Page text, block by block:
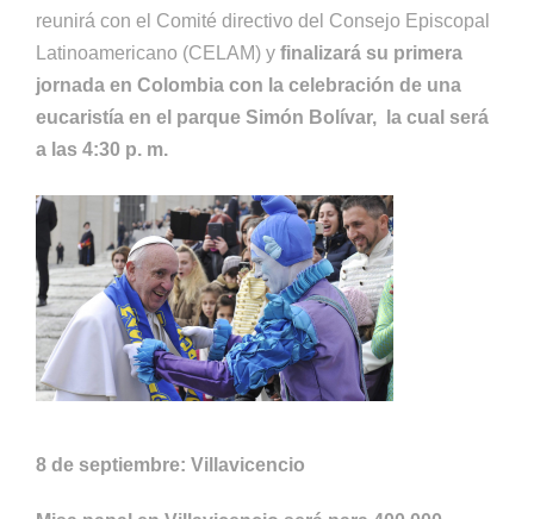
reunirá con el Comité directivo del Consejo Episcopal
Latinoamericano (CELAM) y finalizará su primera
jornada en Colombia con la celebración de una
eucaristía en el parque Simón Bolívar, la cual será
a las 4:30 p. m.
8 de septiembre: Villavicencio